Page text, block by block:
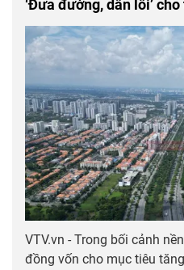
‘Đưa đường, dẫn lối’
VTV.vn - Trong bối cảnh
đồng vốn cho mục tiêu